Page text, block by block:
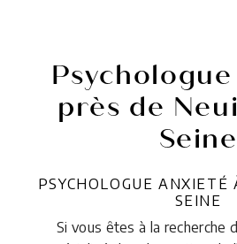
près de
Seine
PSYCHOLOGUE ANXIETÉ
SEINE
Si vous êtes à la recherche